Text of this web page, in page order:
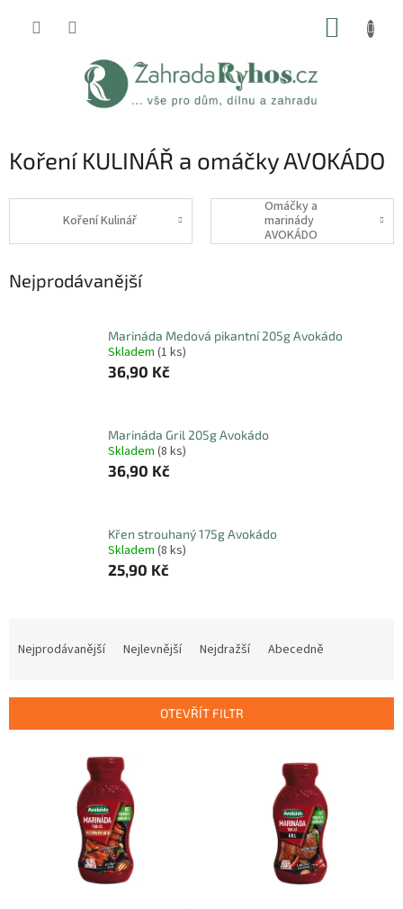
Koření KULINÁŘ a omáčky AVOKÁDO
Koření Kulinář
Omáčky a
marinády
AVOKÁDO
Nejprodávanější
Marináda Medová pikantní 205g Avokádo
Skladem (1 ks)
36,90 Kč
Marináda Gril 205g Avokádo
Skladem (8 ks)
36,90 Kč
Křen strouhaný 175g Avokádo
Skladem (8 ks)
25,90 Kč
í
Nejprodávanější Nejlevnější Nejdražší Abecedně
OTEVŘÍT FILTR